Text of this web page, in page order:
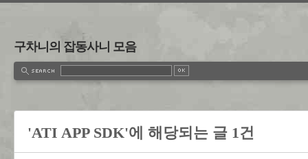
구차니의 잡동사니 모음
'ATI APP SDK'에 해당되는 글 1건